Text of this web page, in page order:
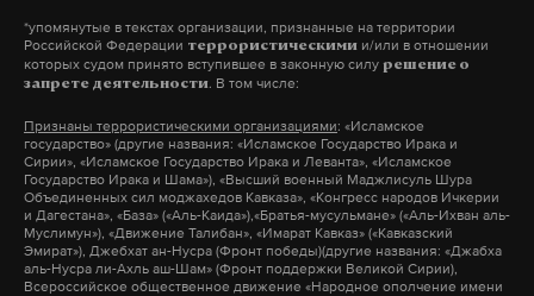
изображений и голосов людей, созданных с
помощью искусственного интеллекта.
Нововведение распространяется на любые
образы, сгенерированные нейросетями, включая
вымышленных или умерших людей. Исключение
делается только для самих кандидатов, а также
для других граждан, давших письменное
согласие на использование созданных с помощью
*упомянутые в текстах организации, признанные на территории
Российской Федерации террористическими и/или в отношении
которых судом принято вступившее в законную силу решение о
запрете деятельности. В том числе:
Признаны террористическими организациями: «Исламское
государство» (другие названия: «Исламское Государство Ирака и
Сирии», «Исламское Государство Ирака и Леванта», «Исламское
Государство Ирака и Шама»), «Высший военный Маджлисуль Шура
Объединенных сил моджахедов Кавказа», «Конгресс народов Ичкерии
и Дагестана», «База» («Аль-Каида»),«Братья-мусульмане» («Аль-Ихван аль-
Муслимун»), «Движение Талибан», «Имарат Кавказ» («Кавказский
Эмират»), Джебхат ан-Нусра (Фронт победы)(другие названия: «Джабха
аль-Нусра ли-Ахль аш-Шам» (Фронт поддержки Великой Сирии),
Всероссийское общественное движение «Народное ополчение имени